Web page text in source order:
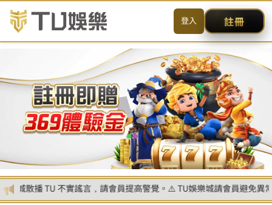
財神娛樂城21點制勝策略，下注
前先領免費體驗金
SITE MENU
熱門推薦
最新消息
21點遊戲介紹